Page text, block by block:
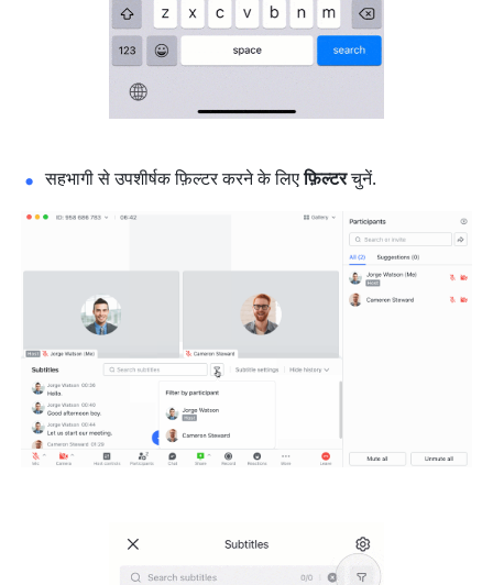
सहभागी से उपशीर्षक फ़िल्टर करने के लिए फ़िल्टर चुनें.